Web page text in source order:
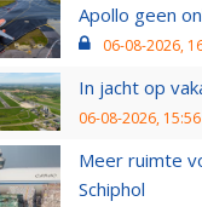
Apollo geen
06-08-2026,
In jacht op
06-08-2026, 15:56
Meer ruimte
Schiphol